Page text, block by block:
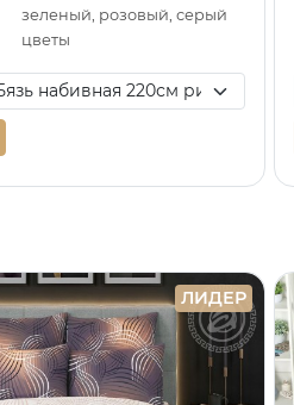
зеленый, розовый, серый
цветы
ЛИДЕР